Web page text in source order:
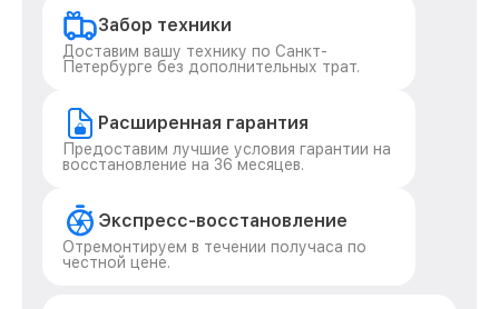
Забор техники
Доставим вашу технику по Санкт-
Петербурге без дополнительных трат.
Расширенная гарантия
Предоставим лучшие условия гарантии на
восстановление на 36 месяцев.
Экспресс-восстановление
Отремонтируем в течении получаса по
честной цене.